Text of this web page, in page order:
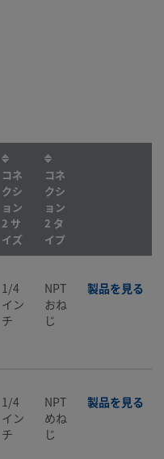
コネ
クシ
ョン
2 サ
イズ
コネ
クシ
ョン
2 タ
イプ
1/4
イン
チ
NPT
おね
じ
製品を見る
1/4
イン
チ
NPT
めね
じ
製品を見る